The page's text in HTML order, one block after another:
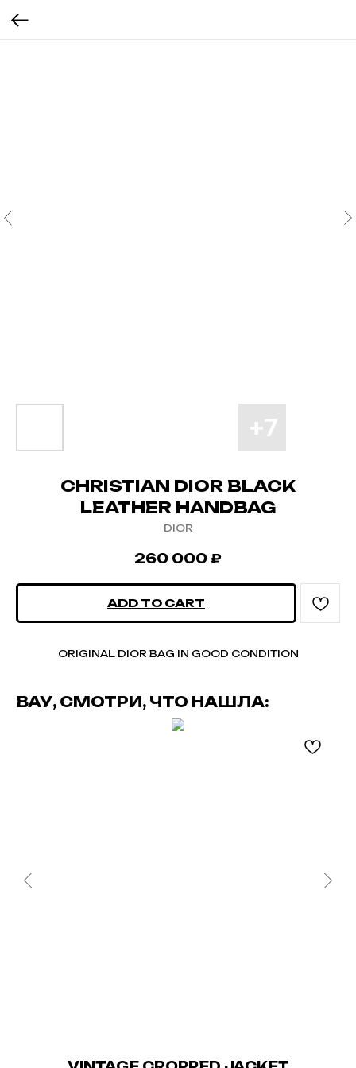
CHRISTIAN DIOR BLACK
LEATHER HANDBAG
DIOR
260 000 ₽
ADD TO CART
ORIGINAL DIOR BAG IN GOOD CONDITION
ВАУ, СМОТРИ, ЧТО НАШЛА: